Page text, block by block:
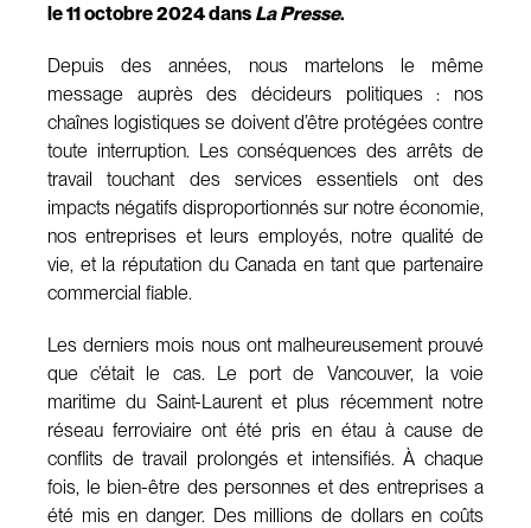
le 11 octobre 2024 dans La Presse.
Depuis des années, nous martelons le même
message auprès des décideurs politiques : nos
chaînes logistiques se doivent d’être protégées contre
toute interruption. Les conséquences des arrêts de
travail touchant des services essentiels ont des
impacts négatifs disproportionnés sur notre économie,
nos entreprises et leurs employés, notre qualité de
vie, et la réputation du Canada en tant que partenaire
commercial fiable.
Les derniers mois nous ont malheureusement prouvé
que c’était le cas. Le port de Vancouver, la voie
maritime du Saint-Laurent et plus récemment notre
réseau ferroviaire ont été pris en étau à cause de
conflits de travail prolongés et intensifiés. À chaque
fois, le bien-être des personnes et des entreprises a
été mis en danger. Des millions de dollars en coûts